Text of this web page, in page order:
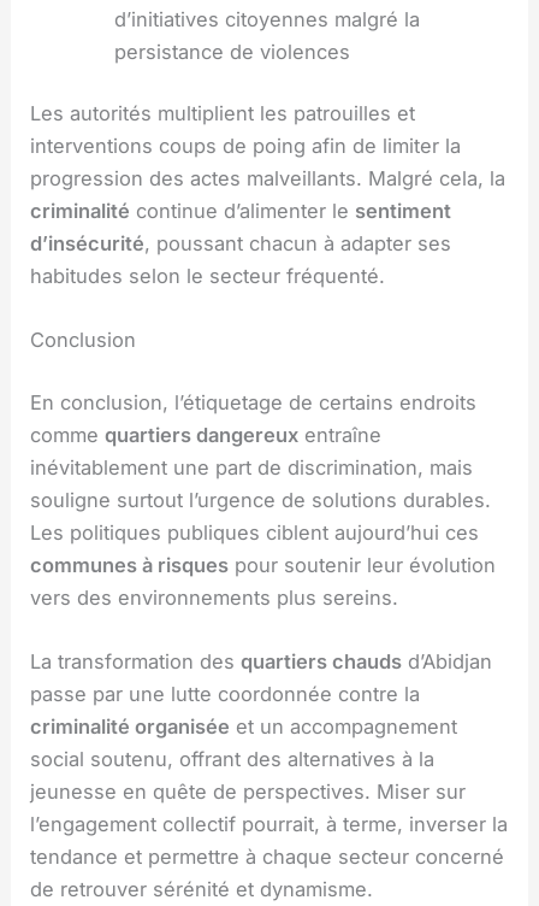
d’initiatives citoyennes malgré la
persistance de violences
Les autorités multiplient les patrouilles et
interventions coups de poing afin de limiter la
progression des actes malveillants. Malgré cela, la
criminalité continue d’alimenter le sentiment
d’insécurité, poussant chacun à adapter ses
habitudes selon le secteur fréquenté.
Conclusion
En conclusion, l’étiquetage de certains endroits
commequartiers dangereux entraîne
inévitablement une part de discrimination, mais
souligne surtout l’urgence de solutions durables.
Les politiques publiques ciblent aujourd’hui ces
communes à risques pour soutenir leur évolution
vers des environnements plus sereins.
La transformation desquartiers chauds d’Abidjan
passe par une lutte coordonnée contre la
criminalité organisée et un accompagnement
social soutenu, offrant des alternatives à la
jeunesse en quête de perspectives. Miser sur
l’engagement collectif pourrait, à terme, inverser la
tendance et permettre à chaque secteur concerné
de retrouver sérénité et dynamisme.